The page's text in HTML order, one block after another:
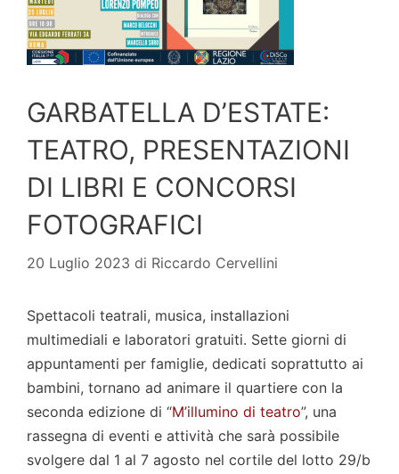
GARBATELLA D’ESTATE:
TEATRO, PRESENTAZIONI
DI LIBRI E CONCORSI
FOTOGRAFICI
20 Luglio 2023 di Riccardo Cervellini
Spettacoli teatrali, musica, installazioni
multimediali e laboratori gratuiti. Sette giorni di
appuntamenti per famiglie, dedicati soprattutto ai
bambini, tornano ad animare il quartiere con la
seconda edizione di “M’illumino di teatro”, una
rassegna di eventi e attività che sarà possibile
svolgere dal 1 al 7 agosto nel cortile del lotto 29/b